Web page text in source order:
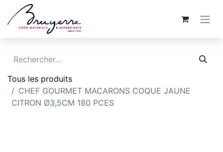
Tous les produits
CHEF GOURMET MACARONS COQUE JAUNE
CITRON Ø3,5CM 180 PCES